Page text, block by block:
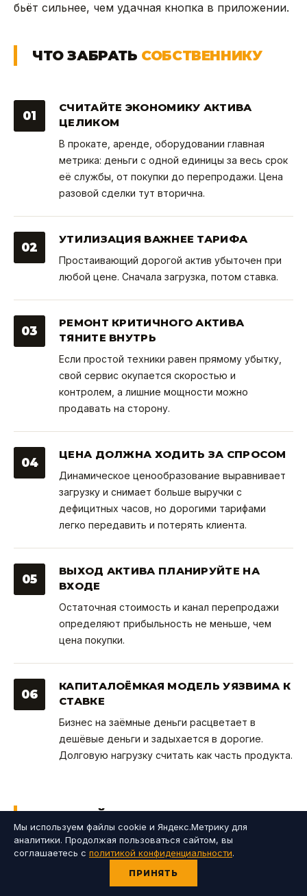
бьёт сильнее, чем удачная кнопка в приложении.
ЧТО ЗАБРАТЬ СОБСТВЕННИКУ
01
СЧИТАЙТЕ ЭКОНОМИКУ АКТИВА
ЦЕЛИКОМ
В прокате, аренде, оборудовании главная
метрика: деньги с одной единицы за весь срок
её службы, от покупки до перепродажи. Цена
разовой сделки тут вторична.
02
УТИЛИЗАЦИЯ ВАЖНЕЕ ТАРИФА
Простаивающий дорогой актив убыточен при
любой цене. Сначала загрузка, потом ставка.
03
РЕМОНТ КРИТИЧНОГО АКТИВА
ТЯНИТЕ ВНУТРЬ
Если простой техники равен прямому убытку,
свой сервис окупается скоростью и
контролем, а лишние мощности можно
продавать на сторону.
04
ЦЕНА ДОЛЖНА ХОДИТЬ ЗА СПРОСОМ
Динамическое ценообразование выравнивает
загрузку и снимает больше выручки с
дефицитных часов, но дорогими тарифами
легко передавить и потерять клиента.
05
ВЫХОД АКТИВА ПЛАНИРУЙТЕ НА
ВХОДЕ
Остаточная стоимость и канал перепродажи
определяют прибыльность не меньше, чем
цена покупки.
06
КАПИТАЛОЁМКАЯ МОДЕЛЬ УЯЗВИМА К
СТАВКЕ
Бизнес на заёмные деньги расцветает в
дешёвые деньги и задыхается в дорогие.
Долговую нагрузку считать как часть продукта.
ГЛАВНЫЙ ВЫВОД: МОДЕЛЬ
ПОДСМОТРЕЛИ,ВЫИГРЫШ В
ИСПОЛНЕНИИ
Мы используем файлы cookie и Яндекс.Метрику для
аналитики. Продолжая пользоваться сайтом, вы
соглашаетесь с политикой конфиденциальности.
ПРИНЯТЬ